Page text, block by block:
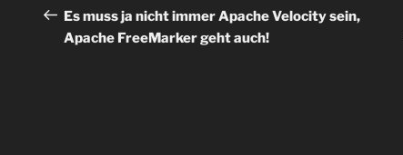
Beitrag
Es muss ja nicht immer Apache Velocity sein,
Apache FreeMarker geht auch!